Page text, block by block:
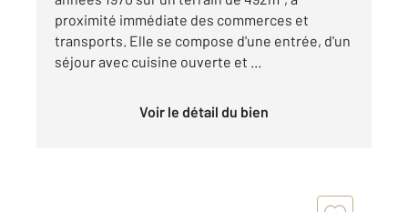
proximité immédiate des commerces et
transports. Elle se compose d'une entrée, d'un
séjour avec cuisine ouverte et ...
Voir le détail du bien